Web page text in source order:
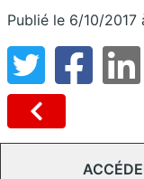
Publié le 6/10/2017